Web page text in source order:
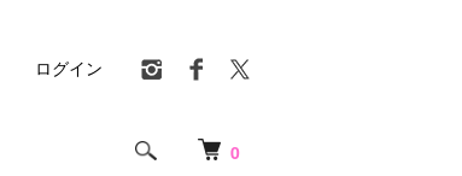
0
ログイン